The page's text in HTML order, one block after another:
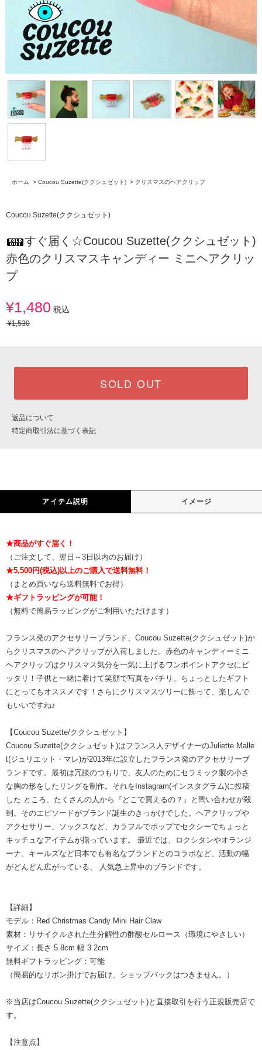
ホーム > Coucou Suzette(ククシュゼット) > クリスマスのヘアクリップ
Coucou Suzette(ククシュゼット)
すぐ届く☆Coucou Suzette(ククシュゼット)
赤色のクリスマスキャンディー ミニヘアクリッ
プ
¥1,480 税込
¥1,530
SOLD OUT
返品について
特定商取引法に基づく表記
アイテム説明 イメージ
★商品がすぐ届く！
（ご注文して、翌日～3日以内のお届け）
★5,500円(税込)以上のご購入で送料無料！
（まとめ買いなら送料無料でお得）
★ギフトラッピングが可能！
（無料で簡易ラッピングがご利用いただけます）
フランス発のアクセサリーブランド、Coucou Suzette(ククシュゼット)か
らクリスマスのヘアクリップが入荷しました。赤色のキャンディーミニ
ヘアクリップはクリスマス気分を一気に上げるワンポイントアクセにピ
ッタリ！子供と一緒に着けて笑顔で写真をパチリ。ちょっとしたギフト
にとってもオススメです！さらにクリスマスツリーに飾って、楽しんで
もいいですね♪
【Coucou Suzette/ククシュゼット】
Coucou Suzette(ククシュゼット)はフランス人デザイナーのJuliette Malle
t(ジュリエット・マレ)が2013年に設立したフランス発のアクセサリーブ
ランドです。最初は冗談のつもりで、友人のためにセラミック製の小さ
な胸の形をしたリングを制作。それをInstagram(インスタグラム)に投稿
した ところ、たくさんの人から『どこで買えるの？』と問い合わせが殺
到。そのエピソードがブランド誕生のきっかけでした。ヘアクリップや
アクセサリー、ソックスなど、カラフルでポップでセクシーでちょっと
キッチュなアイテムが揃っています。 最近では、ロクシタンやオランジ
ーナ、キールズなど日本でも有名なブランドとのコラボなど、活動の幅
がどんどん広がっている、 人気急上昇中のブランドです。
【詳細】
モデル：Red Christmas Candy Mini Hair Claw
素材：リサイクルされた生分解性の酢酸セルロース（環境にやさしい）
サイズ：長さ 5.8cm 幅 3.2cm
無料ギフトラッピング：可能
（簡易的なリボン掛けでお届け、ショップバックはつきません。）
※当店はCoucou Suzette(ククシュゼット)と直接取引を行う正規販売店で
す。
【注意点】